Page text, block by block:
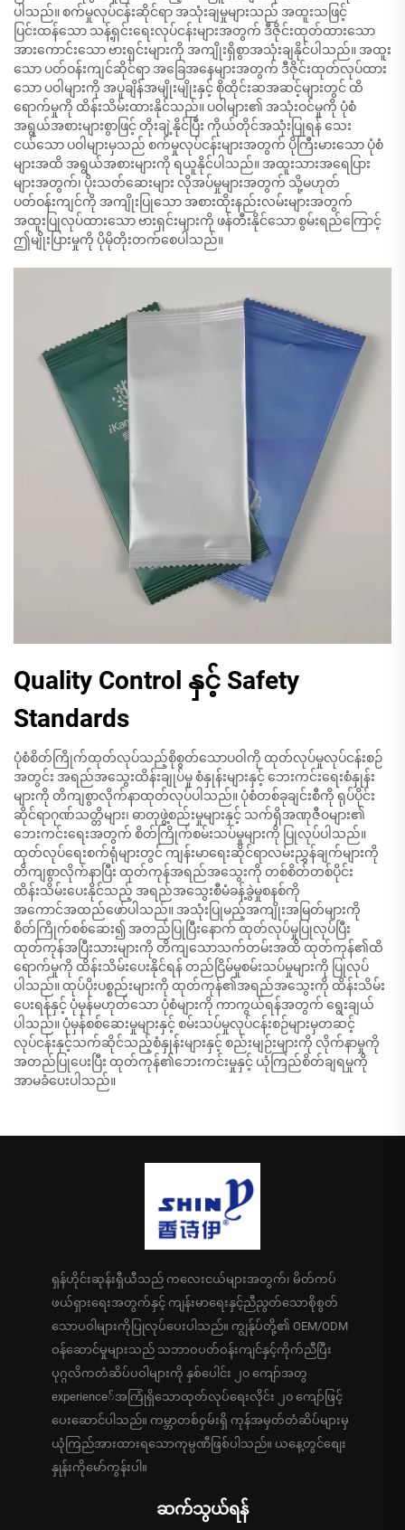
ပါသည်။ စက်မှုလုပ်ငန်းဆိုင်ရာ အသုံးချမှုများသည် အထူးသဖြင့်
ပြင်းထန်သော သန့်ရှင်းရေးလုပ်ငန်းများအတွက် ဒီဇိုင်းထုတ်ထားသော
အားကောင်းသော ဗားရှင်းများကို အကျိုးရှိစွာအသုံးချနိုင်ပါသည်။ အထူး
သော ပတ်ဝန်းကျင်ဆိုင်ရာ အခြေအနေများအတွက် ဒီဇိုင်းထုတ်လုပ်ထား
သော ပဝါများကို အပူချိန်အမျိုးမျိုးနှင့် စိုထိုင်းဆအဆင့်များတွင် ထိ
ရောက်မှုကို ထိန်းသိမ်းထားနိုင်သည်။ ပဝါများ၏ အသုံးဝင်မှုကို ပုံစံ
အရွယ်အစားများစွာဖြင့် တိုးချဲ့နိုင်ပြီး ကိုယ်တိုင်အသုံးပြုရန် သေး
ငယ်သော ပဝါများမှသည် စက်မှုလုပ်ငန်းများအတွက် ပိုကြီးမားသော ပုံစံ
များအထိ အရွယ်အစားများကို ရယူနိုင်ပါသည်။ အထူးသားအရေပြား
များအတွက်၊ ပိုးသတ်ဆေးများ လိုအပ်မှုများအတွက် သို့မဟုတ်
ပတ်ဝန်းကျင်ကို အကျိုးပြုသော အစားထိုးနည်းလမ်းများအတွက်
အထူးပြုလုပ်ထားသော ဗားရှင်းများကို ဖန်တီးနိုင်သော စွမ်းရည်ကြောင့်
ဤမျိုးပြားမှုကို ပိုမိုတိုးတက်စေပါသည်။
Quality Control နှင့် Safety
Standards
ပုံစံစိတ်ကြိုက်ထုတ်လုပ်သည့်စိုစွတ်သောပဝါကို ထုတ်လုပ်မှုလုပ်ငန်းစဉ်
အတွင်း အရည်အသွေးထိန်းချုပ်မှု စံနှုန်းများနှင့် ဘေးကင်းရေးစံနှုန်း
များကို တိကျစွာလိုက်နာထုတ်လုပ်ပါသည်။ ပုံစံတစ်ခုချင်းစီကို ရုပ်ပိုင်း
ဆိုင်ရာဂုဏ်သတ္တိများ၊ ဓာတုဖွဲ့စည်းမှုများနှင့် သက်ရှိအဏုဇီဝများ၏
ဘေးကင်းရေးအတွက် စိတ်ကြိုက်စမ်းသပ်မှုများကို ပြုလုပ်ပါသည်။
ထုတ်လုပ်ရေးစက်ရုံများတွင် ကျန်းမာရေးဆိုင်ရာလမ်းညွှန်ချက်များကို
တိကျစွာလိုက်နာပြီး ထုတ်ကုန်အရည်အသွေးကို တစ်စိတ်တစ်ပိုင်း
ထိန်းသိမ်းပေးနိုင်သည့် အရည်အသွေးစီမံခန့်ခွဲမှုစနစ်ကို
အကောင်အထည်ဖော်ပါသည်။ အသုံးပြုမည့်အကျိုးအမြတ်များကို
စိတ်ကြိုက်စစ်ဆေး၍ အတည်ပြုပြီးနောက် ထုတ်လုပ်မှုပြုလုပ်ပြီး
ထုတ်ကုန်အပြီးသားများကို တိကျသောသက်တမ်းအထိ ထုတ်ကုန်၏ထိ
ရောက်မှုကို ထိန်းသိမ်းပေးနိုင်ရန် တည်ငြိမ်မှုစမ်းသပ်မှုများကို ပြုလုပ်
ပါသည်။ ထုပ်ပိုးပစ္စည်းများကို ထုတ်ကုန်၏အရည်အသွေးကို ထိန်းသိမ်း
ပေးရန်နှင့် ပုံမှန်မဟုတ်သော ပုံစံများကို ကာကွယ်ရန်အတွက် ရွေးချယ်
ပါသည်။ ပုံမှန်စစ်ဆေးမှုများနှင့် စမ်းသပ်မှုလုပ်ငန်းစဉ်များမှတဆင့်
လုပ်ငန်းနှင့်သက်ဆိုင်သည့်စံနှုန်းများနှင့် စည်းမျဉ်းများကို လိုက်နာမှုကို
အတည်ပြုပေးပြီး ထုတ်ကုန်၏ဘေးကင်းမှုနှင့် ယုံကြည်စိတ်ချရမှုကို
အာမခံပေးပါသည်။
ရှန်ဟိုင်းဆုန်းရှီယီသည် ကလေးငယ်များအတွက်၊ မိတ်ကပ်
ဖယ်ရှားရေးအတွက်နှင့် ကျန်းမာရေးနှင့်ညီညွတ်သောစိုစွတ်
သောပဝါများကိုပြုလုပ်ပေးပါသည်။ ကျွန်ုပ်တို့၏ OEM/ODM
ဝန်ဆောင်မှုများသည် သဘာဝပတ်ဝန်းကျင်နှင့်ကိုက်ညီပြီး
ပုဂ္ဂလိကတံဆိပ်ပဝါများကို နှစ်ပေါင်း ၂၀ ကျော်အတွ
experience်အကြုံရှိသောထုတ်လုပ်ရေးလိုင်း ၂၀ ကျော်ဖြင့်
ပေးဆောင်ပါသည်။ ကမ္ဘာတစ်ဝှမ်းရှိ ကုန်အမှတ်တံဆိပ်များမှ
ယုံကြည်အားထားရသောကုမ္ပဏီဖြစ်ပါသည်။ ယနေ့တွင်စျေး
နှုန်းကိုမော်ကွန်းပါ။
ဆက်သွယ်ရန်